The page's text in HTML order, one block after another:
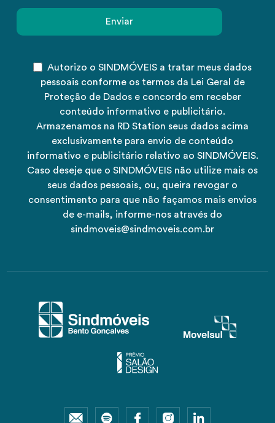
Autorizo o SINDMÓVEIS a tratar meus dados
pessoais conforme os termos da Lei Geral de
Proteção de Dados e concordo em receber
conteúdo informativo e publicitário.
Armazenamos na RD Station seus dados acima
exclusivamente para envio de conteúdo
informativo e publicitário relativo ao SINDMÓVEIS.
Caso deseje que o SINDMÓVEIS não utilize mais os
seus dados pessoais, ou, queira revogar o
consentimento para que não façamos mais envios
de e-mails, informe-nos através do
sindmoveis@sindmoveis.com.br